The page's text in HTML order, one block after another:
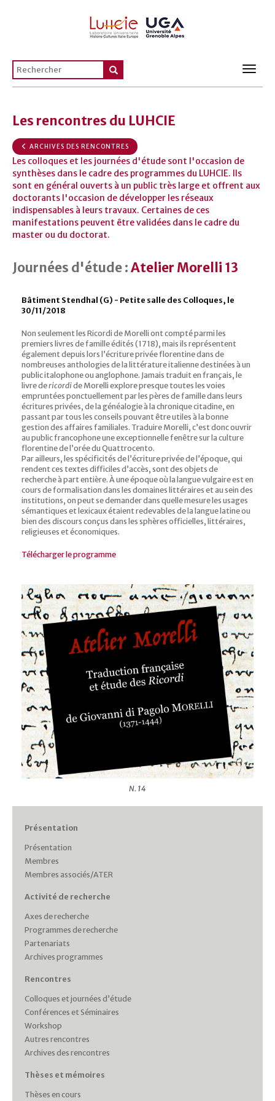
Les rencontres du LUHCIE
ARCHIVES DES RENCONTRES
Les colloques et les journées d'étude sont l'occasion de
synthèses dans le cadre des programmes du LUHCIE. Ils
sont en général ouverts à un public très large et offrent aux
doctorants l'occasion de développer les réseaux
indispensables à leurs travaux. Certaines de ces
manifestations peuvent être validées dans le cadre du
master ou du doctorat.
Journées d'étude :Atelier Morelli 13
Bâtiment Stendhal (G) - Petite salle des Colloques, le
30/11/2018
Non seulement les Ricordi de Morelli ont compté parmi les
premiers livres de famille édités (1718), mais ils représentent
également depuis lors l’écriture privée florentine dans de
nombreuses anthologies de la littérature italienne destinées à un
public italophone ou anglophone. Jamais traduit en français, le
livre dericordide Morelli explore presque toutes les voies
empruntées ponctuellement par les pères de famille dans leurs
écritures privées, de la généalogie à la chronique citadine, en
passant par tous les conseils pouvant être utiles à la bonne
gestion des affaires familiales. Traduire Morelli, c’est donc ouvrir
au public francophone une exceptionnelle fenêtre sur la culture
florentine de l’orée du Quattrocento.
Par ailleurs, les spécificités de l’écriture privée de l’époque, qui
rendent ces textes difficiles d’accès, sont des objets de
recherche à part entière. À une époque où la langue vulgaire est en
cours de formalisation dans les domaines littéraires et au sein des
institutions, on peut se demander dans quelle mesure les usages
sémantiques et lexicaux étaient redevables de la langue latine ou
bien des discours conçus dans les sphères officielles, littéraires,
religieuses et économiques.
Télécharger le programme
N. 14
Présentation
Présentation
Membres
Membres associés/ATER
Activité de recherche
Axes de recherche
Programmes de recherche
Partenariats
Archives programmes
Rencontres
Colloques et journées d’étude
Conférences et Séminaires
Workshop
Autres rencontres
Archives des rencontres
Thèses et mémoires
Thèses en cours